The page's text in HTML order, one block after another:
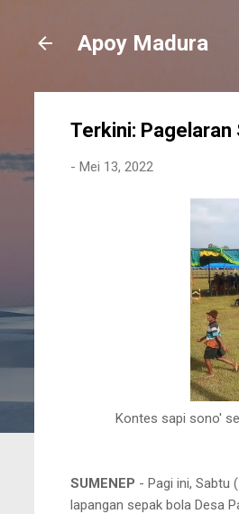
Apoy Madura
Terkini: Pagelaran
- Mei 13, 2022
Kontes sapi sono'
SUMENEP - Pagi ini, Sabtu
lapangan sepak bola Desa